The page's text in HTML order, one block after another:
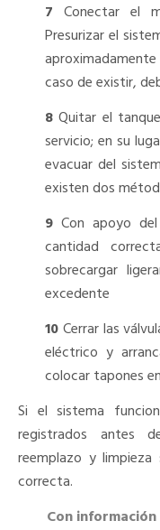
7 Conectar el
Presurizar el
caso de existir,
8 Quitar el
servicio; en su
evacuar del
existen dos
9 Con apoyo
cantidad
sobrecargar
excedente
10Cerrar las
eléctrico y
colocar tapones
Si el sistema
registrados antes
reemplazo y
correcta.
Con